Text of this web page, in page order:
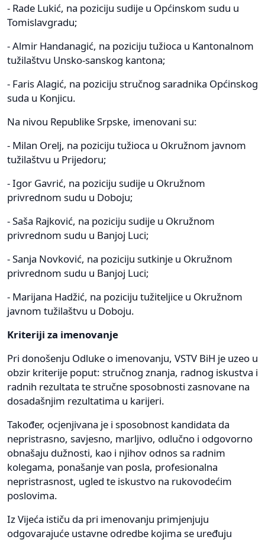
- Rade Lukić, na poziciju sudije u Općinskom sudu u
Tomislavgradu;
- Almir Handanagić, na poziciju tužioca u Kantonalnom
tužilaštvu Unsko-sanskog kantona;
- Faris Alagić, na poziciju stručnog saradnika Općinskog
suda u Konjicu.
Na nivou Republike Srpske, imenovani su:
- Milan Orelj, na poziciju tužioca u Okružnom javnom
tužilaštvu u Prijedoru;
- Igor Gavrić, na poziciju sudije u Okružnom
privrednom sudu u Doboju;
- Saša Rajković, na poziciju sudije u Okružnom
privrednom sudu u Banjoj Luci;
- Sanja Novković, na poziciju sutkinje u Okružnom
privrednom sudu u Banjoj Luci;
- Marijana Hadžić, na poziciju tužiteljice u Okružnom
javnom tužilaštvu u Doboju.
Kriteriji za imenovanje
Pri donošenju Odluke o imenovanju, VSTV BiH je uzeo u
obzir kriterije poput: stručnog znanja, radnog iskustva i
radnih rezultata te stručne sposobnosti zasnovane na
dosadašnjim rezultatima u karijeri.
Također, ocjenjivana je i sposobnost kandidata da
nepristrasno, savjesno, marljivo, odlučno i odgovorno
obnašaju dužnosti, kao i njihov odnos sa radnim
kolegama, ponašanje van posla, profesionalna
nepristrasnost, ugled te iskustvo na rukovodećim
poslovima.
Iz Vijeća ističu da pri imenovanju primjenjuju
odgovarajuće ustavne odredbe kojima se uređuju